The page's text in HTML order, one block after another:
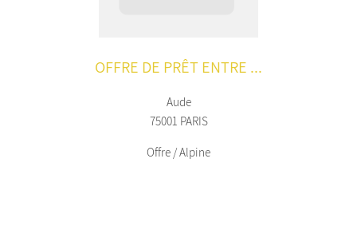
OFFRE DE PRÊT ENTRE ...
Aude
75001 PARIS
Offre / Alpine